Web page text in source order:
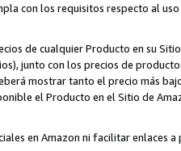
con los requisitos respecto al uso
de cualquier Producto en su
junto con los precios de
mostrar tanto el precio más
el Producto en el Sitio de
en Amazon ni facilitar enlaces